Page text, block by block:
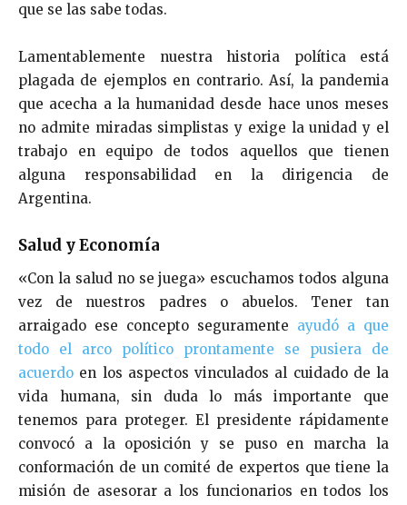
que se las sabe todas.
Lamentablemente nuestra historia política está
plagada de ejemplos en contrario. Así, la pandemia
que acecha a la humanidad desde hace unos meses
no admite miradas simplistas y exige la unidad y el
trabajo en equipo de todos aquellos que tienen
alguna responsabilidad en la dirigencia de
Argentina.
Salud y Economía
«Con la salud no se juega» escuchamos todos alguna
vez de nuestros padres o abuelos. Tener tan
arraigado ese concepto seguramente ayudó a que
todo el arco político prontamente se pusiera de
acuerdo en los aspectos vinculados al cuidado de la
vida humana, sin duda lo más importante que
tenemos para proteger. El presidente rápidamente
convocó a la oposición y se puso en marcha la
conformación de un comité de expertos que tiene la
misión de asesorar a los funcionarios en todos los